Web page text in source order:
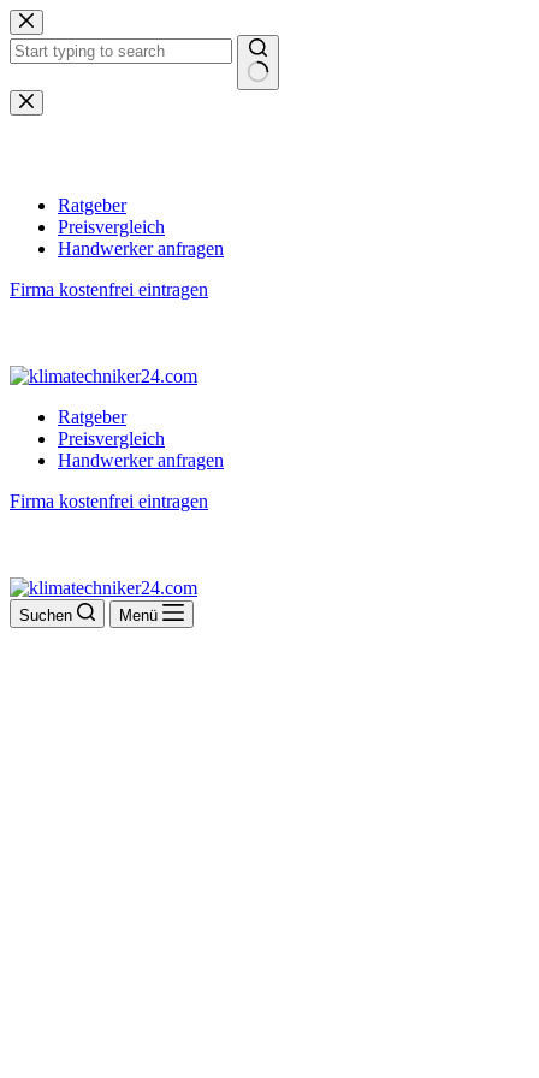
Zum
Inhalt
springen
Keine
Ergebnisse
Ratgeber
Preisvergleich
Handwerker anfragen
Firma kostenfrei eintragen
Ratgeber
Preisvergleich
Handwerker anfragen
Firma kostenfrei eintragen
Suchen Menü